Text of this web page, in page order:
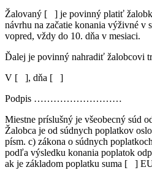
Žalovaný [ ] je povinný platiť
návrhu na začatie konania výživné
vopred, vždy do 10. dňa v mesiaci.
Ďalej je povinný nahradiť žalobcovi
V [ ], dňa [ ]
Podpis ………………………
Miestne príslušný je všeobecný súd
Žalobca je od súdnych poplatkov
písm. c) zákona o súdnych
podľa výsledku konania poplatok
ak je základom poplatku suma [ ]